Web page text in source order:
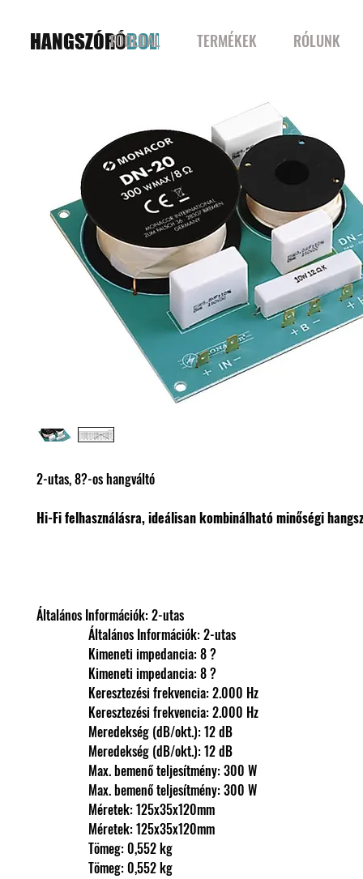
HANGSZÓRÓBOLT
FŐOLDAL TERMÉKEK RÓLUNK
2-utas, 8?-os hangváltó
Hi-Fi felhasználásra, ideálisan kombinálható minőségi
Általános Információk: 2-utas
                Általános Információk: 2-utas
                Kimeneti impedancia: 8 ?
                Kimeneti impedancia: 8 ?
                Keresztezési frekvencia: 2.000 Hz
                Keresztezési frekvencia: 2.000 Hz
                Meredekség (dB/okt.): 12 dB
                Meredekség (dB/okt.): 12 dB
                Max. bemenő teljesítmény: 300 W
                Max. bemenő teljesítmény: 300 W
                Méretek: 125x35x120mm
                Méretek: 125x35x120mm
                Tömeg: 0,552 kg
                Tömeg: 0,552 kg